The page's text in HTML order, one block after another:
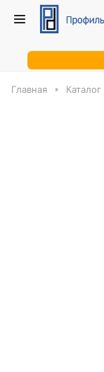
Главная Каталог